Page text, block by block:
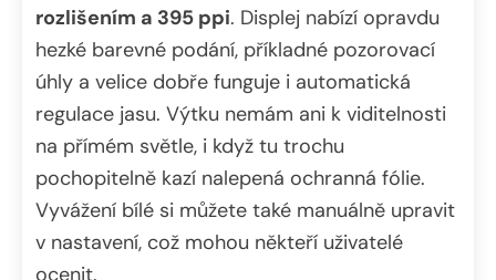
rozlišením a 395 ppi. Displej nabízí opravdu
hezké barevné podání, příkladné pozorovací
úhly a velice dobře funguje i automatická
regulace jasu. Výtku nemám ani k viditelnosti
na přímém světle, i když tu trochu
pochopitelně kazí nalepená ochranná fólie.
Vyvážení bílé si můžete také manuálně upravit
v nastavení, což mohou někteří uživatelé
ocenit.